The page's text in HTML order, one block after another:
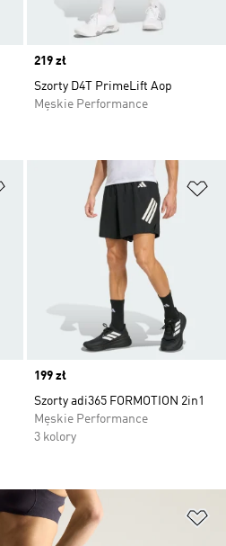
Price
219 zł
Szorty D4T PrimeLift Aop
Męskie Performance
Dodaj do listy życzeń
Price
199 zł
Szorty adi365 FORMOTION 2in1
Męskie Performance
3 kolory